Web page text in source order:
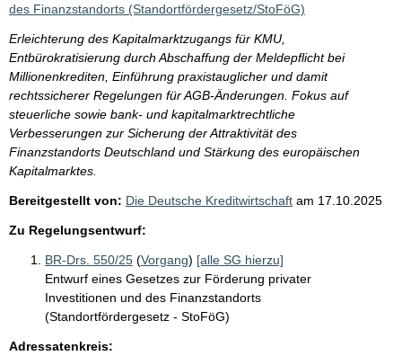
des Finanzstandorts (Standortfördergesetz/StoFöG)
Erleichterung des Kapitalmarktzugangs für KMU,
Entbürokratisierung durch Abschaffung der Meldepflicht bei
Millionenkrediten, Einführung praxistauglicher und damit
rechtssicherer Regelungen für AGB-Änderungen. Fokus auf
steuerliche sowie bank- und kapitalmarktrechtliche
Verbesserungen zur Sicherung der Attraktivität des
Finanzstandorts Deutschland und Stärkung des europäischen
Kapitalmarktes.
Bereitgestellt von: Die Deutsche Kreditwirtschaft am 17.10.2025
Zu Regelungsentwurf:
BR-Drs. 550/25 (Vorgang) [alle SG hierzu]
Entwurf eines Gesetzes zur Förderung privater
Investitionen und des Finanzstandorts
(Standortfördergesetz - StoFöG)
Adressatenkreis: